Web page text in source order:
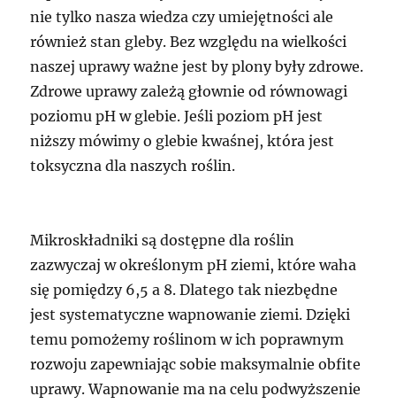
nie tylko nasza wiedza czy umiejętności ale
również stan gleby. Bez względu na wielkości
naszej uprawy ważne jest by plony były zdrowe.
Zdrowe uprawy zależą głownie od równowagi
poziomu pH w glebie. Jeśli poziom pH jest
niższy mówimy o glebie kwaśnej, która jest
toksyczna dla naszych roślin.
Mikroskładniki są dostępne dla roślin
zazwyczaj w określonym pH ziemi, które waha
się pomiędzy 6,5 a 8. Dlatego tak niezbędne
jest systematyczne wapnowanie ziemi. Dzięki
temu pomożemy roślinom w ich poprawnym
rozwoju zapewniając sobie maksymalnie obfite
uprawy. Wapnowanie ma na celu podwyższenie